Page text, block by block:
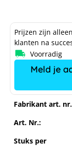
Fabrikant art.
Art. Nr.:
Stuks per
Prijzen zijn
klanten na
Voorradig
Meld je